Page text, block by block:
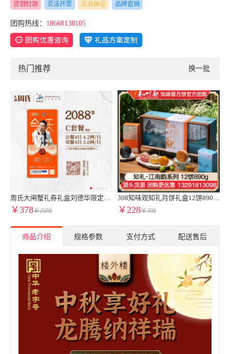
货到付款 灵活开票 正品保证 品牌直销
团购热线： 18668138105
热门推荐
周氏大闸蟹礼券礼盒刘德华限定款2088型4.2两公蟹3.0两母蟹8只装中秋周氏提货券周氏蟹券周氏大闸蟹C套餐周氏水产8只装周氏阳澄湖大闸蟹1888型蟹卡
￥378￥2088
308知味观知礼月饼礼盒12饼890g广式月饼苏式月饼港式流心奶黄月饼中秋礼盒伴手礼知味观官网团购定制【高端送礼 热卖推荐】知礼礼盒
￥228￥308
换一批
商品介绍 规格参数 支付方式 配送售后